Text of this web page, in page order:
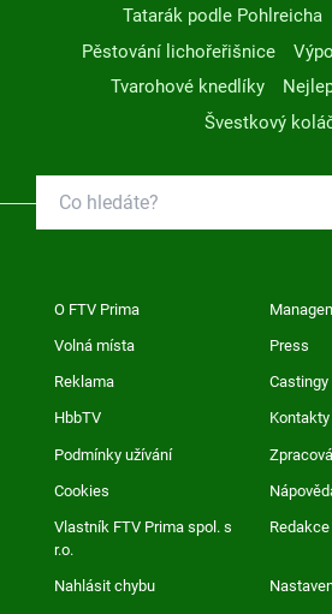
Tatarák podle Pohlreicha
Pěstování lichořeřišnice
Tvarohové knedlíky
Švestkový
O FTV Prima
Volná místa Press
Reklama Castingy
HbbTV Kontakty
Podmínky užívání
Cookies
Vlastník FTV Prima spol. s
r.o.
Redakce
Nahlásit chybu